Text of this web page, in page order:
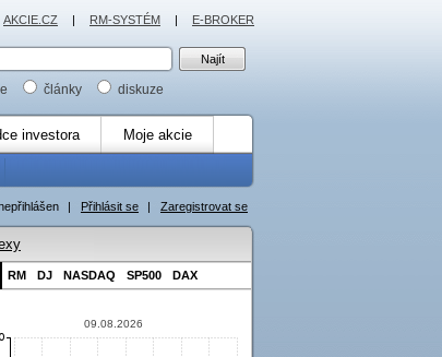
články diskuze
investora Moje akcie
| Přihlásit se | Zaregistrovat se
RM DJ NASDAQ SP500 DAX
09.08.2026
AKCIE.CZ | RM-SYSTÉM | E-BROKER